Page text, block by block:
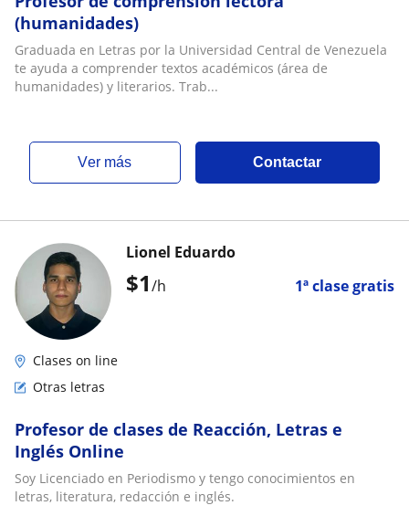
(humanidades)
Graduada en Letras por la Universidad Central de Venezuela
te ayuda a comprender textos académicos (área de
humanidades) y literarios. Trab...
ver más Contactar
$1/h 1ª clase gratis
Lionel Eduardo
Clases on line
Otras letras
Profesor de clases de Reacción, Letras e
Inglés Online
Soy Licenciado en Periodismo y tengo conocimientos en
letras, literatura, redacción e inglés.